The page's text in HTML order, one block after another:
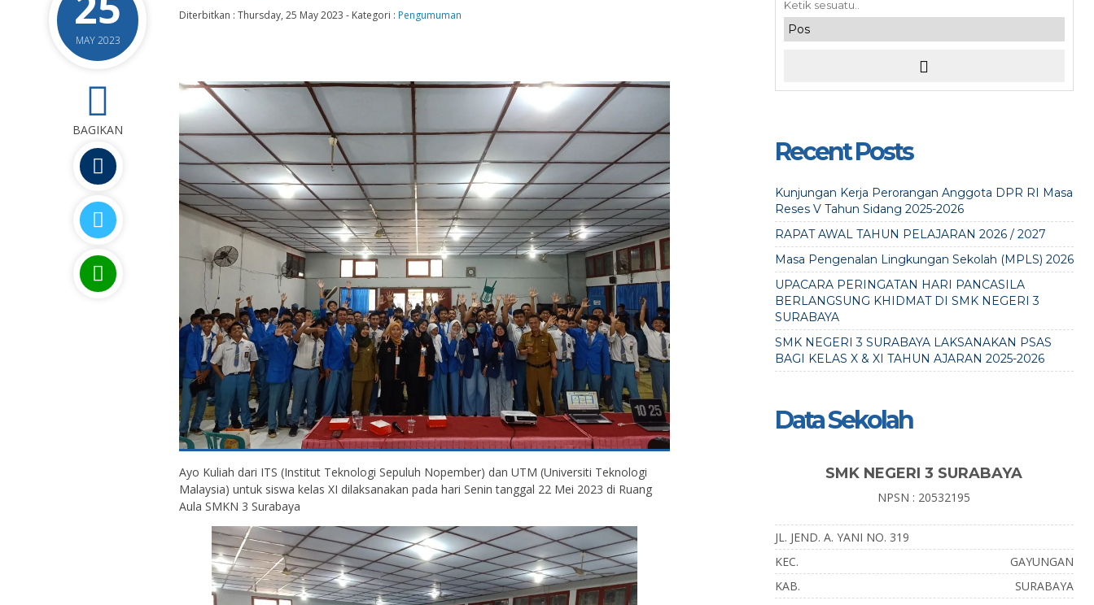
MAY 2023
Diterbitkan : Thursday, 25 May 2023 - Kategori : Pengumuman
BAGIKAN
Ayo Kuliah dari ITS (Institut Teknologi Sepuluh Nopember) dan UTM (Universiti Teknologi
Malaysia) untuk siswa kelas XI dilaksanakan pada hari Senin tanggal 22 Mei 2023 di Ruang
Aula SMKN 3 Surabaya
Recent Posts
Kunjungan Kerja Perorangan Anggota DPR RI Masa
Reses V Tahun Sidang 2025-2026
RAPAT AWAL TAHUN PELAJARAN 2026 / 2027
Masa Pengenalan Lingkungan Sekolah (MPLS) 2026
UPACARA PERINGATAN HARI PANCASILA
BERLANGSUNG KHIDMAT DI SMK NEGERI 3
SURABAYA
SMK NEGERI 3 SURABAYA LAKSANAKAN PSAS
BAGI KELAS X & XI TAHUN AJARAN 2025-2026
Data Sekolah
SMK NEGERI 3 SURABAYA
NPSN : 20532195
JL. JEND. A. YANI NO. 319
KEC.
GAYUNGAN
KAB.
SURABAYA